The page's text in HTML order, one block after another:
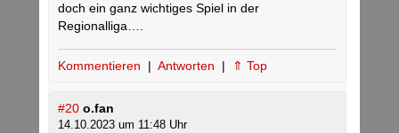
doch ein ganz wichtiges Spiel in der
Regionalliga….
Kommentieren | Antworten | ⇑ Top
#20 o.fan
14.10.2023 um 11:48 Uhr